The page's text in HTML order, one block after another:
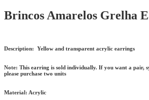
Brincos Amarelos Grelha
Description: Yellow and transparent acrylic earrings
Note: This earring is sold individually. If you want a pair,
please purchase two units
Material: Acrylic